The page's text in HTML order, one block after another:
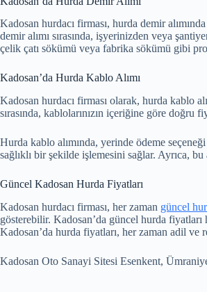
Kadosan hurdacı firması, hurda demir
demir alımı sırasında, işyerinizden veya
çelik çatı sökümü veya fabrika sökümü gibi
Kadosan’da Hurda Kablo Alımı
Kadosan hurdacı firması olarak, hurda kablo
sırasında, kablolarınızın içeriğine göre
Hurda kablo alımında, yerinde ödeme
sağlıklı bir şekilde işlemesini sağlar. Ayrıca,
Güncel Kadosan Hurda Fiyatları
Kadosan hurdacı firması, her zaman güncel
gösterebilir. Kadosan’da güncel hurda
Kadosan’da hurda fiyatları, her zaman adil ve
Kadosan Oto Sanayi Sitesi Esenkent,